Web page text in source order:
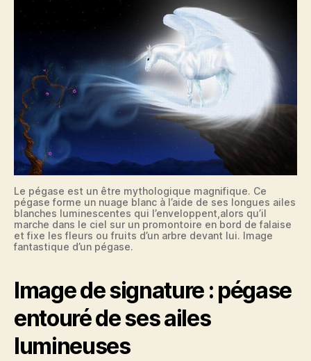
Le pégase est un être mythologique magnifique. Ce
pégase forme un nuage blanc à l’aide de ses longues ailes
blanches luminescentes qui l’enveloppent,alors qu’il
marche dans le ciel sur un promontoire en bord de falaise
et fixe les fleurs ou fruits d’un arbre devant lui. Image
fantastique d’un pégase.
Image de signature : pégase
entouré de ses ailes
lumineuses